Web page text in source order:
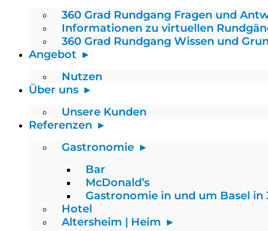
360 Grad Rundgang Fragen und
Informationen zu virtuellen
360 Grad Rundgang Wissen und
Angebot
Nutzen
Über uns
Unsere Kunden
Referenzen
Gastronomie
Bar
McDonald’s
Gastronomie in und um Basel in
Hotel
Altersheim | Heim